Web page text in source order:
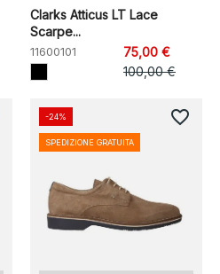
Clarks Atticus LT Lace
Scarpe...
11600101
75,00 €
100,00 €
-24%
SPEDIZIONE GRATUITA
favorite_border